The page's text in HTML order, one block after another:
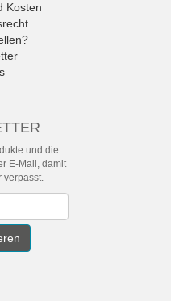
Kosten
und die
E-Mail, damit
verpasst.